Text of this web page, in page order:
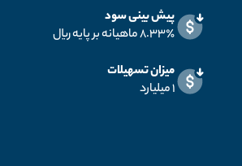
پیش بینی سود
۸.۳۳٪ ماهیانه بر پایه ریال
میزان تسهیلات
۱ میلیارد